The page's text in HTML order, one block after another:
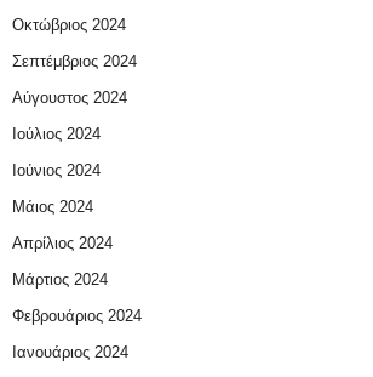
Οκτώβριος 2024
Σεπτέμβριος 2024
Αύγουστος 2024
Ιούλιος 2024
Ιούνιος 2024
Μάιος 2024
Απρίλιος 2024
Μάρτιος 2024
Φεβρουάριος 2024
Ιανουάριος 2024